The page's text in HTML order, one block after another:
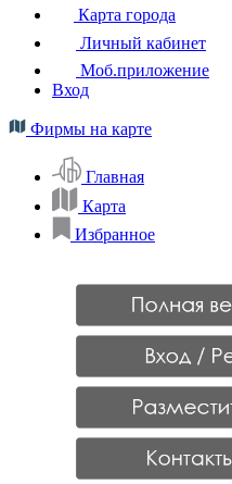
Карта города
Личный кабинет
Моб.приложение
Вход
Фирмы на карте
Главная
Карта
Избранное